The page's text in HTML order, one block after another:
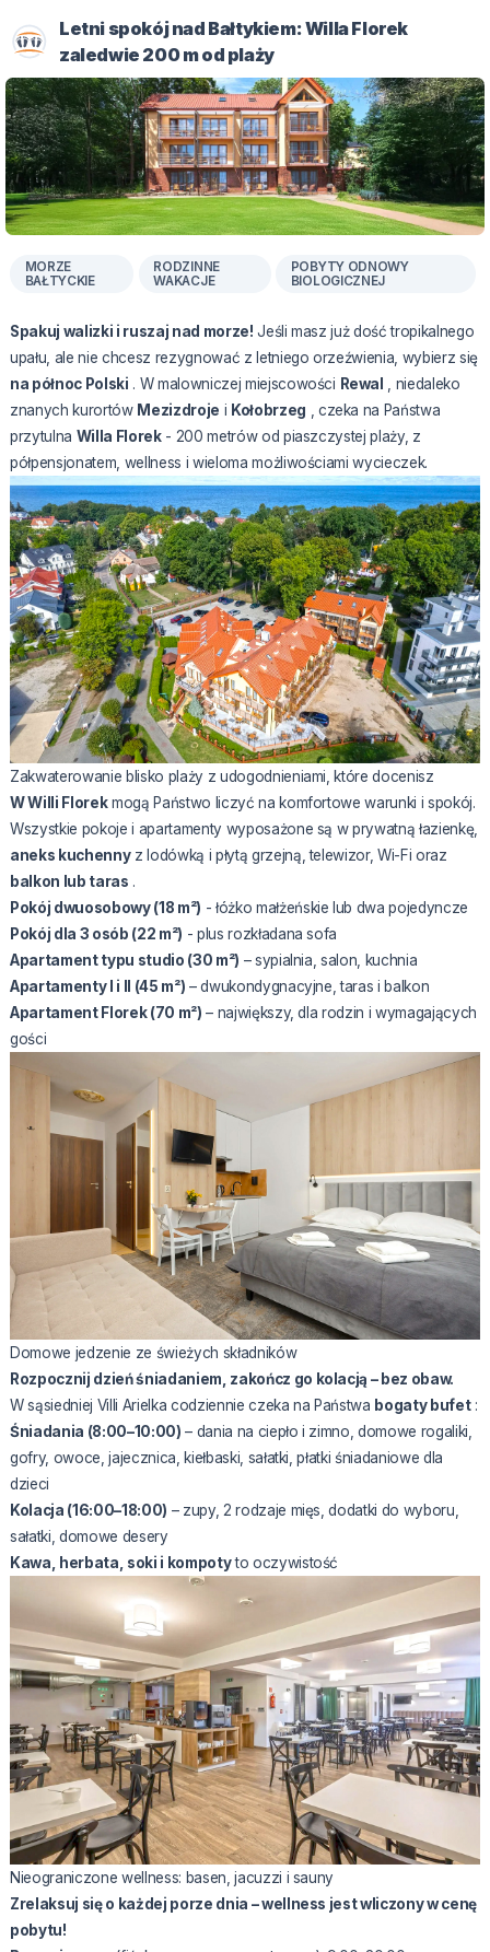
Letni spokój nad Bałtykiem: Willa Florek
zaledwie 200 m od plaży
MORZE
BAŁTYCKIE
RODZINNE
WAKACJE
POBYTY ODNOWY
BIOLOGICZNEJ
Spakuj walizki i ruszaj nad morze! Jeśli masz już dość tropikalnego
upału, ale nie chcesz rezygnować z letniego orzeźwienia, wybierz się
na północ Polski . W malowniczej miejscowości Rewal
, niedaleko
znanych kurortów Mezizdroje i Kołobrzeg , czeka na Państwa
przytulna Willa Florek- 200 metrów od piaszczystej plaży, z
półpensjonatem, wellness i wieloma możliwościami wycieczek.
Zakwaterowanie blisko plaży z udogodnieniami, które docenisz
W Willi Florekmogą Państwo liczyć na komfortowe warunki i spokój.
Wszystkie pokoje i apartamenty wyposażone są w prywatną łazienkę,
aneks kuchennyz lodówką i płytą grzejną, telewizor, Wi-Fi oraz
balkon lub taras .
Pokój dwuosobowy (18 m²) - łóżko małżeńskie lub dwa pojedyncze
Pokój dla 3 osób (22 m²) - plus rozkładana sofa
Apartament typu studio (30 m²) – sypialnia, salon, kuchnia
Apartamenty I i II (45 m²) – dwukondygnacyjne, taras i balkon
Apartament Florek (70 m²) – największy, dla rodzin i wymagających
gości
Domowe jedzenie ze świeżych składników
Rozpocznij dzień śniadaniem, zakończ go kolacją – bez obaw.
W sąsiedniej Villi Arielka codziennie czeka na Państwa bogaty bufet:
Śniadania (8:00–10:00) – dania na ciepło i zimno, domowe rogaliki,
gofry, owoce, jajecznica, kiełbaski, sałatki, płatki śniadaniowe dla
dzieci
Kolacja (16:00–18:00) – zupy, 2 rodzaje mięs, dodatki do wyboru,
sałatki, domowe desery
Kawa, herbata, soki i kompotyto oczywistość
Nieograniczone wellness: basen, jacuzzi i sauny
Zrelaksuj się o każdej porze dnia – wellness jest wliczony w cenę
pobytu!